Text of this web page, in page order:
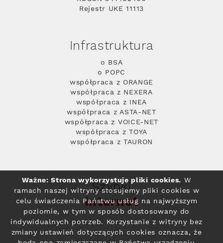
Rejestr UKE 11113
Infrastruktura
o BSA
o POPC
współpraca z ORANGE
współpraca z NEXERA
współpraca z INEA
współpraca z ASTA-NET
współpraca z VOICE-NET
współpraca z TOYA
współpraca z TAURON
Szybki
Internet
Ważne: Strona wykorzystuje pliki cookies. W
ramach naszej witryny stosujemy pliki cookies w
celu świadczenia Państwu usług na najwyższym
poziomie, w tym w sposób dostosowany do
indywidualnych potrzeb. Korzystanie z witryny bez
zmiany ustawień dotyczących cookies oznacza, że